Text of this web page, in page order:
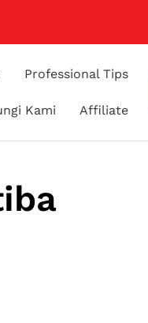
Professional Tips
Kami Affiliate